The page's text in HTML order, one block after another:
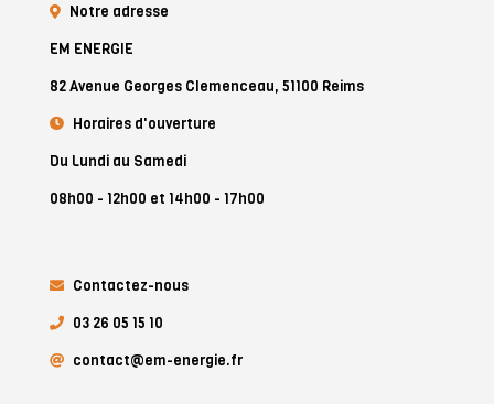
Notre adresse
EM ENERGIE
82 Avenue Georges Clemenceau, 51100 Reims
Horaires d'ouverture
Du Lundi au Samedi
08h00 - 12h00 et 14h00 - 17h00
Contactez-nous
03 26 05 15 10
contact@em-energie.fr